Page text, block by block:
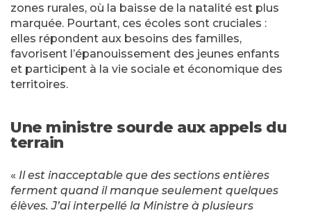
zones rurales, où la baisse de la natalité est plus
marquée. Pourtant, ces écoles sont cruciales :
elles répondent aux besoins des familles,
favorisent l’épanouissement des jeunes enfants
et participent à la vie sociale et économique des
territoires.
Une ministre sourde aux appels du
terrain
« Il est inacceptable que des sections entières
ferment quand il manque seulement quelques
élèves. J’ai interpellé la Ministre à plusieurs